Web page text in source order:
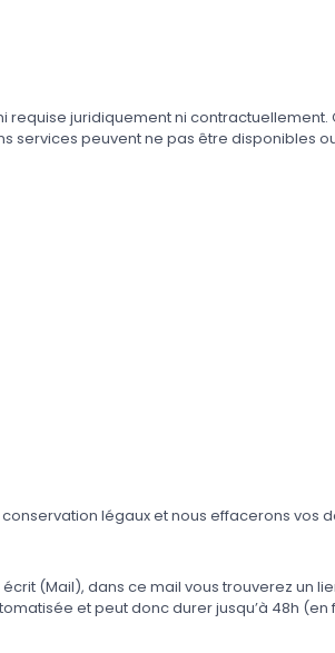
juridiquement ni contractuellement.
services peuvent ne pas être disponibles
conservation légaux et nous effacerons vos
(Mail), dans ce mail vous trouverez un
et peut donc durer jusqu’à 48h